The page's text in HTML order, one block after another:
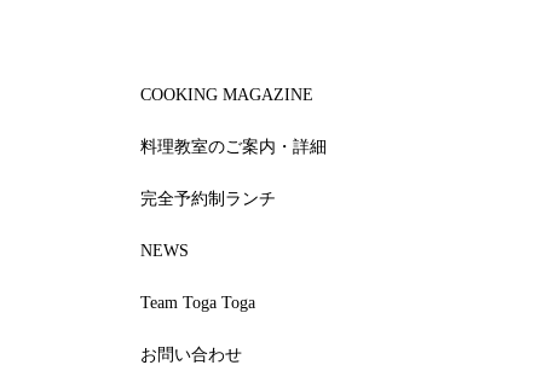
COOKING MAGAZINE
料理教室のご案内・詳細
完全予約制ランチ
NEWS
Team Toga Toga
お問い合わせ